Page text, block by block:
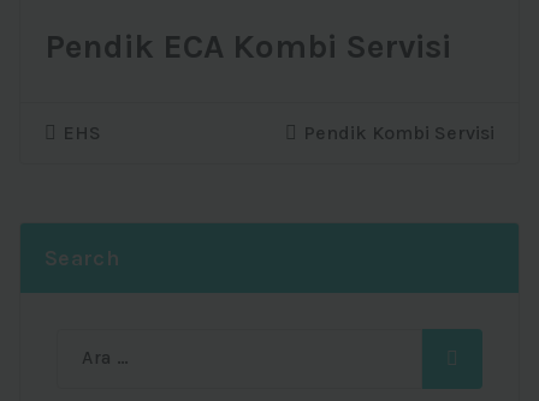
Pendik ECA Kombi Servisi
EHS Pendik Kombi Servisi
Search